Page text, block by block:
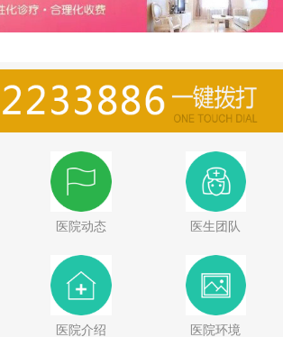
医院动态 医生团队
医院介绍 医院环境